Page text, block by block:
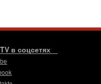
в соцсетях